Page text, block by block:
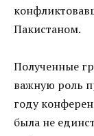
Пакистаном.
Полученные
важную роль
году
была не